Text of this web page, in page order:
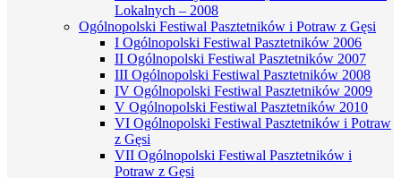
Lokalnych – 2008
Ogólnopolski Festiwal Pasztetników i Potraw z Gęsi
I Ogólnopolski Festiwal Pasztetników 2006
II Ogólnopolski Festiwal Pasztetników 2007
III Ogólnopolski Festiwal Pasztetników 2008
IV Ogólnopolski Festiwal Pasztetników 2009
V Ogólnopolski Festiwal Pasztetników 2010
VI Ogólnopolski Festiwal Pasztetników i Potraw
z Gęsi
VII Ogólnopolski Festiwal Pasztetników i
Potraw z Gęsi